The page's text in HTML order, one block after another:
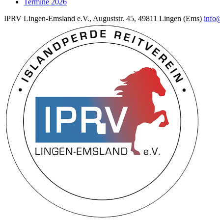
Termine 2026
IPRV Lingen-Emsland e.V., Auguststr. 45, 49811 Lingen (Ems)